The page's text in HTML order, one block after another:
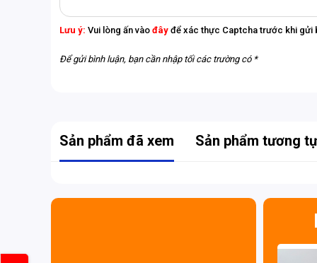
Cánh quạt vận tốc góc cung cấp hai lớp áp suất
ngoài của quạt Hướng trục, dẫn đến áp suất
hơn tới 19% để vận hành êm hơn và mát hơn khi so
Lưu ý: Vui lòng ấn vào đây để xác thực Captcha trước khi gửi
Để gửi bình luận, bạn cần nhập tối các trường có *
Sản phẩm đã xem Sản phẩm tương tự